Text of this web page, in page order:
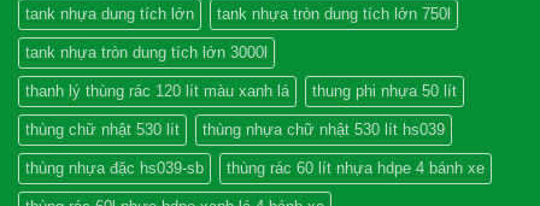
tank nhựa dung tích lớn tank nhựa tròn dung tích lớn 750l
tank nhựa tròn dung tích lớn 3000l
thanh lý thùng rác 120 lít màu xanh lá thung phi nhựa 50 lít
thùng chữ nhật 530 lít thùng nhựa chữ nhật 530 lít hs039
thùng nhựa đặc hs039-sb thùng rác 60 lít nhựa hdpe 4 bánh xe